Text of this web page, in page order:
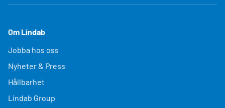
Om Lindab
Jobba hos oss
Nyheter & Press
Hållbarhet
Lindab Group